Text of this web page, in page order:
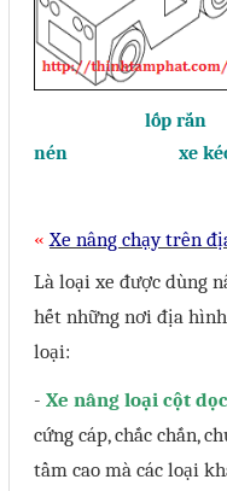
lốp
nén xe kéo đẩy
« Xe nâng chạy trên
Là loại xe được dùng
hết những nơi địa
loại:
- Xe nâng loại cột dọc
cứng cáp, chắc chắn,
tầm cao mà các loại